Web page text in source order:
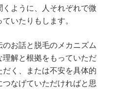
ように、人それぞれで微
いたりもします。
お話と脱毛のメカニズム
解と根拠をもっていただ
く、または不安を具体的
なげていただければと思